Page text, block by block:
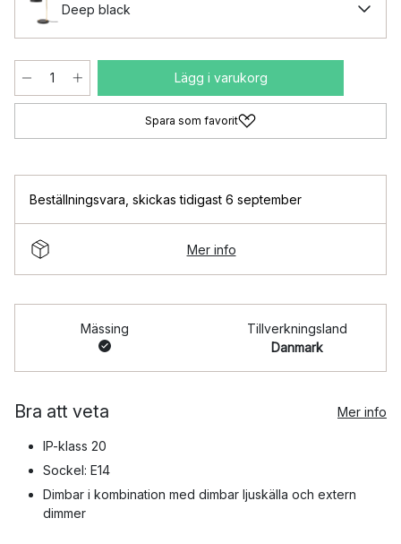
Deep black
Lägg i varukorg
Spara som favorit
Beställningsvara skickas tidigast 6 september
Mer info
Mässing
Tillverkningsland
Danmark
Bra att veta Mer info
IP-klass 20
Sockel: E14
Dimbar i kombination med dimbar ljuskälla och extern
dimmer